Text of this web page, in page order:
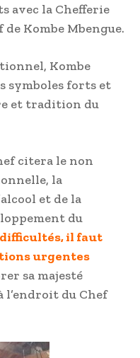
avec la Chefferie
de Kombe Mbengue.
Kombe
symboles forts et
et tradition du
citera le non
la
et de la
du
difficultés, il faut
urgentes
sa majesté
l’endroit du Chef